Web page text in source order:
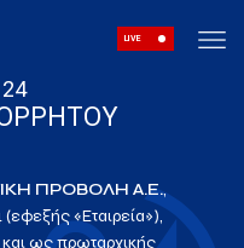
LIVE
ΠΡΟΒΟΛΗ Α.Ε.,
(εφεξής «Εταιρεία»),
ως πρωταρχικής